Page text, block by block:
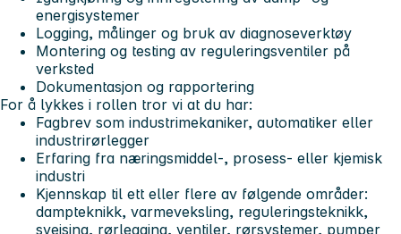
energisystemer
Logging, målinger og bruk av diagnoseverktøy
Montering og testing av reguleringsventiler på
verksted
Dokumentasjon og rapportering
For å lykkes i rollen tror vi at du har:
Fagbrev som industrimekaniker, automatiker eller
industrirørlegger
Erfaring fra næringsmiddel-, prosess- eller kjemisk
industri
Kjennskap til ett eller flere av følgende områder:
dampteknikk, varmeveksling, reguleringsteknikk,
sveising, rørlegging, ventiler, rørsystemer, pumper